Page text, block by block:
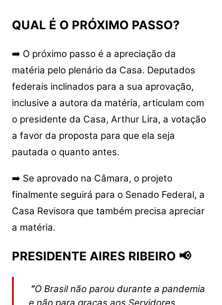
QUAL É O PRÓXIMO PASSO?
➡️ O próximo passo é a apreciação da
matéria pelo plenário da Casa. Deputados
federais inclinados para a sua aprovação,
inclusive a autora da matéria, articulam com
o presidente da Casa, Arthur Lira, a votação
a favor da proposta para que ela seja
pautada o quanto antes.
➡️ Se aprovado na Câmara, o projeto
finalmente seguirá para o Senado Federal, a
Casa Revisora que também precisa apreciar
a matéria.
PRESIDENTE AIRES RIBEIRO 📢
“O Brasil não parou durante a pandemia